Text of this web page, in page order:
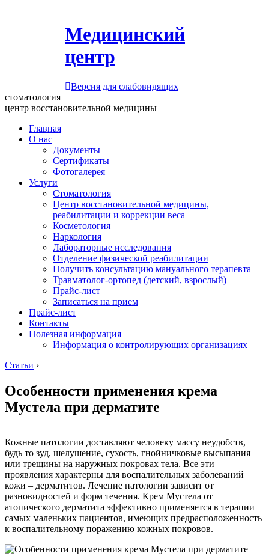
Медицинский
центр
Версия для слабовидящих
стоматология
центр восстановительной медицины
Главная
О нас
Документы
Сертификаты
Фотогалерея
Услуги
Стоматология
Центр восстановительной медицины,
реабилитации и коррекции веса
Косметология
Наркология
Лабораторные исследования
Отделение физической реабилитации
Получить консультацию мануального терапевта
Травматолог-ортопед (детский, взрослый)
Прайс-лист
Записаться на прием
Прайс-лист
Контакты
Полезная информация
Информация о контролирующих организациях
Статьи ›
Особенности применения крема
Мустела при дерматите
Кожные патологии доставляют человеку массу неудобств,
будь то зуд, шелушение, сухость, гнойничковые высыпания
или трещины на наружных покровах тела. Все эти
проявления характерны для воспалительных заболеваний
кожи – дерматитов. Лечение патологии зависит от
разновидностей и форм течения. Крем Мустела от
атопического дерматита эффективно применяется в терапии
самых маленьких пациентов, имеющих предрасположенность
к воспалительному поражению кожных покровов.